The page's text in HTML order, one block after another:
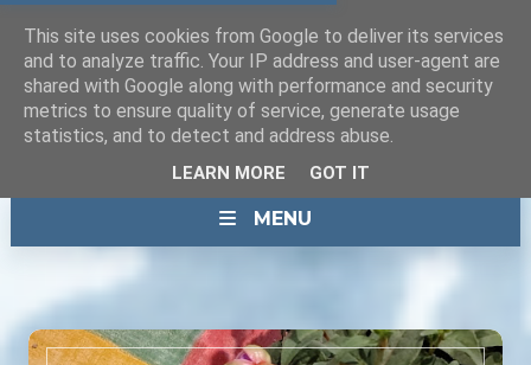
MENU
This site uses cookies from Google to deliver its services
and to analyze traffic. Your IP address and user-agent are
shared with Google along with performance and security
metrics to ensure quality of service, generate usage
statistics, and to detect and address abuse.
LEARN MORE GOT IT